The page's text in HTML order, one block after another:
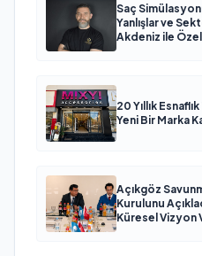
Saç
Yanlışlar ve
Akdeniz ile
20 Yıllık
Yeni Bir Marka
Açıkgöz
Kurulunu
Küresel Vizyon